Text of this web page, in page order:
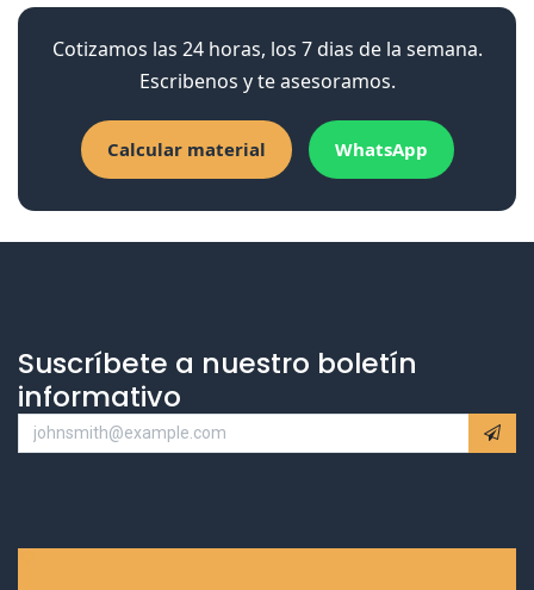
Cotizamos las 24 horas, los 7 dias de la semana.
Escribenos y te asesoramos.
Calcular material WhatsApp
Suscríbete a nuestro boletín
informativo